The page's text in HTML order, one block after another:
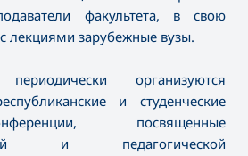
факультета, в свою
лекциями зарубежные вузы.
организуются
и студенческие
посвященные
и педагогической